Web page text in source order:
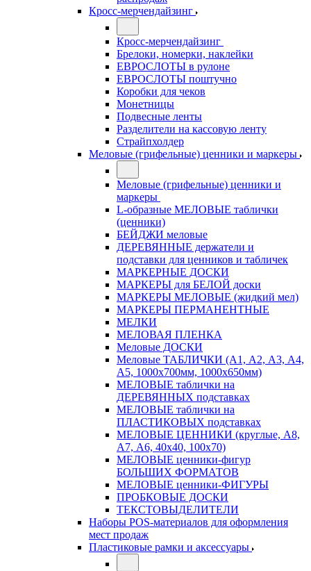
Кросс-мерчендайзинг
Кросс-мерчендайзинг
Брелоки, номерки, наклейки
ЕВРОСЛОТЫ в рулоне
ЕВРОСЛОТЫ поштучно
Коробки для чеков
Монетницы
Подвесные ленты
Разделители на кассовую ленту
Страйпхолдер
Меловые (грифельные) ценники и маркеры
Меловые (грифельные) ценники и
маркеры
L-образные МЕЛОВЫЕ таблички
(ценники)
БЕЙДЖИ меловые
ДЕРЕВЯННЫЕ держатели и
подставки для ценников и табличек
МАРКЕРНЫЕ ДОСКИ
МАРКЕРЫ для БЕЛОЙ доски
МАРКЕРЫ МЕЛОВЫЕ (жидкий мел)
МАРКЕРЫ ПЕРМАНЕНТНЫЕ
МЕЛКИ
МЕЛОВАЯ ПЛЕНКА
Меловые ДОСКИ
Меловые ТАБЛИЧКИ (А1, А2, А3, А4,
А5, 1000х700мм, 1000х650мм)
МЕЛОВЫЕ таблички на
ДЕРЕВЯННЫХ подставках
МЕЛОВЫЕ таблички на
ПЛАСТИКОВЫХ подставках
МЕЛОВЫЕ ЦЕННИКИ (круглые, А8,
А7, А6, 40х40, 100х70)
МЕЛОВЫЕ ценники-фигур
БОЛЬШИХ ФОРМАТОВ
МЕЛОВЫЕ ценники-ФИГУРЫ
ПРОБКОВЫЕ ДОСКИ
ТЕКСТОВЫДЕЛИТЕЛИ
Наборы POS-материалов для оформления
мест продаж
Пластиковые рамки и аксессуары